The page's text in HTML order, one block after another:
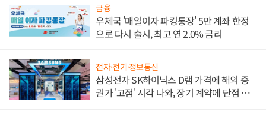
금융
우체국 '매일이자 파킹통장' 5만 계좌 한정
으로 다시 출시, 최고 연 2.0% 금리
전자·전기·정보통신
삼성전자 SK하이닉스 D램 가격에 해외 증
권가 '고점' 시각 나와, 장기 계약에 단점 부